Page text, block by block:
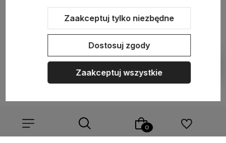
Sklep internetowy Shoper.pl Szablon Shoper Modern 3.0™
GrowCommerce
Zaakceptuj tylko niezbędne
Dostosuj zgody
Zaakceptuj wszystkie